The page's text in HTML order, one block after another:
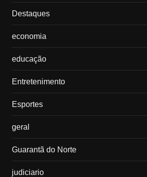
Destaques
economia
educação
Entretenimento
Esportes
geral
Guarantã do Norte
judiciario